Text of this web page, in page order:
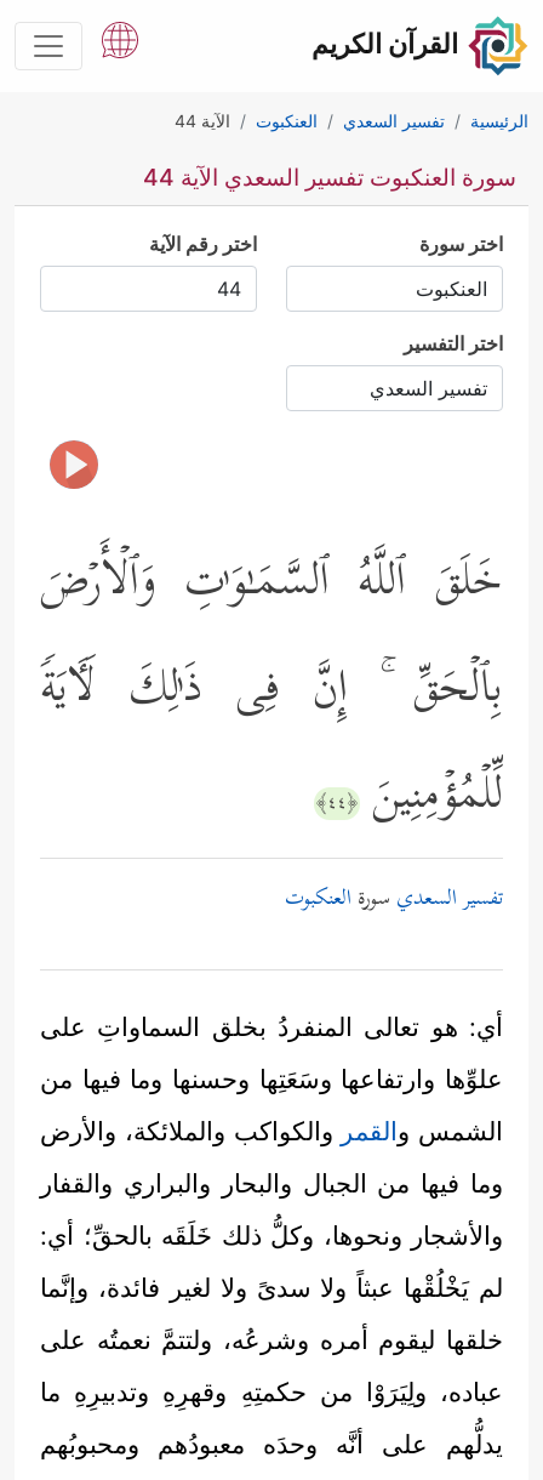
القرآن الكريم
الرئيسية تفسير السعدي العنكبوت الآية 44
سورة العنكبوت تفسير السعدي الآية 44
اختر سورة اختر رقم الآية
اختر التفسير
خَلَقَ ٱللَّهُ ٱلسَّمَـٰوَ ٰ⁠تِ وَٱلۡأَرۡضَ
بِٱلۡحَقِّ ۚ إِنَّ فِی ذَ ٰ⁠لِكَ لَـَٔایَةࣰ
لِّلۡمُؤۡمِنِینَ ﴿٤٤﴾
تفسير السعدي سورة العنكبوت
أي: هو تعالى المنفردُ بخلق السماواتِ على
علوِّها وارتفاعها وسَعَتِها وحسنها وما فيها من
الشمس والقمر والكواكب والملائكة، والأرض
وما فيها من الجبال والبحار والبراري والقفار
والأشجار ونحوها، وكلُّ ذلك خَلَقَه بالحقِّ؛ أي:
لم يَخْلُقْها عبثاً ولا سدىً ولا لغير فائدة، وإنَّما
خلقها ليقوم أمره وشرعُه، ولتتمَّ نعمتُه على
عباده، ولِيَرَوْا من حكمتِهِ وقهرِهِ وتدبيرِهِ ما
يدلُّهم على أنَّه وحدَه معبودُهم ومحبوبُهم